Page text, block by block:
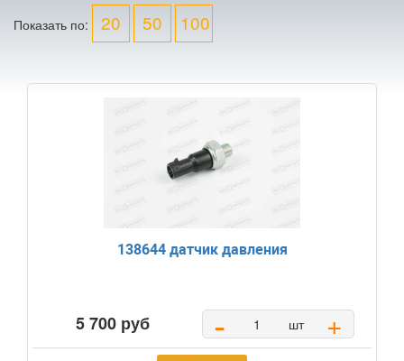
Показать по: 20 50 100
138644 датчик давления
5 700 руб - шт +